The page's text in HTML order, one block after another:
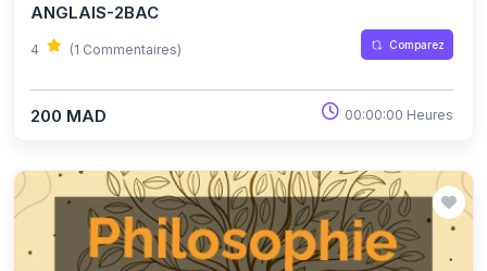
ANGLAIS-2BAC
4 (1 Commentaires) Comparez
200 MAD 00:00:00 Heures